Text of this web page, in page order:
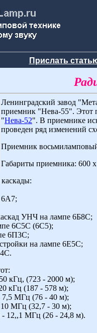
Прислать
Ленинградский завод
приемник "Нева-55". Этот
"Нева-52". В приемнике
проведен ряд изменений
Приемник
Габариты приемника: 600
6А7;
УНЧ на лампе 6Б8С;
6С5С (6С5);
6П3С;
на лампе 6Е5С;
кГц, (723 - 2000 м);
кГц (187 - 578 м);
МГц (76 - 40 м);
МГц (32,7 - 30 м);
12,,1 МГц (26 - 24,8 м).